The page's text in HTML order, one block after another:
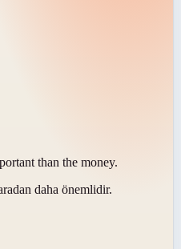
than the money.
daha önemlidir.